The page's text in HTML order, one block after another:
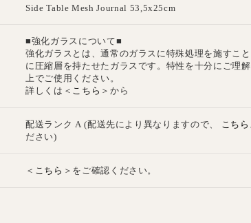
Side Table Mesh Journal 53,5x25cm
■強化ガラスについて■
強化ガラスとは、通常のガラスに特殊処理を施すこ
に圧縮層を持たせたガラスです。特性を十分にご理
上でご使用ください。
詳しくは＜ こちら ＞から
配送ランク A (配送先により異なりますので、 こちら
ださい)
＜ こちら ＞をご確認ください。